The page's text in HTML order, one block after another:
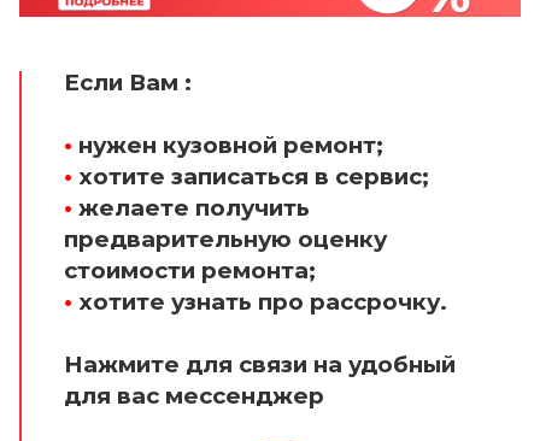
Если Вам :
• нужен кузовной ремонт;
• хотите записаться в сервис;
• желаете получить
предварительную оценку
стоимости ремонта;
• хотите узнать про рассрочку.
Нажмите для связи на удобный
для вас мессенджер